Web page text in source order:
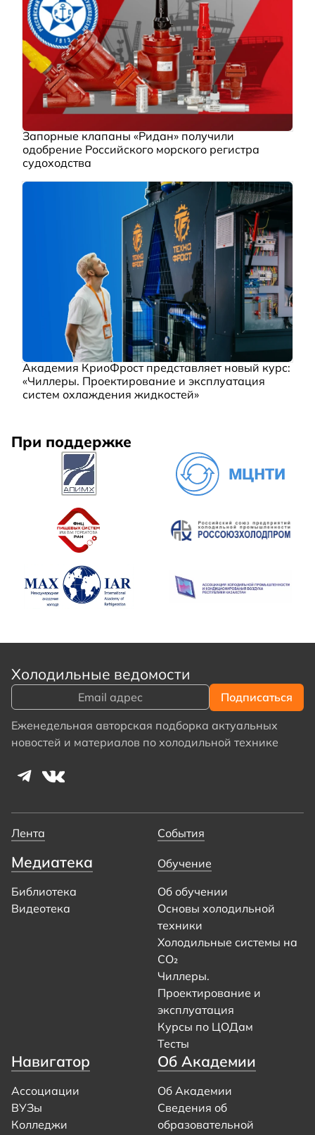
Запорные клапаны «Ридан» получили
одобрение Российского морского регистра
судоходства
Академия КриоФрост представляет новый курс:
«Чиллеры. Проектирование и эксплуатация
систем охлаждения жидкостей»
При поддержке
Холодильные ведомости
Еженедельная авторская подборка актуальных
новостей и материалов по холодильной технике
Лента События
Медиатека
Библиотека
Видеотека
Обучение
Об обучении
Основы холодильной
техники
Холодильные системы на
CO₂
Чиллеры.
Проектирование и
эксплуатация
Курсы по ЦОДам
Тесты
Навигатор
Ассоциации
ВУЗы
Колледжи
Об Академии
Об Академии
Сведения об
образовательной